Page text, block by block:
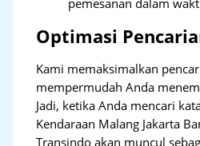
Optimasi
Kami memaksimalkan
mempermudah Anda
Jadi, ketika Anda mencari
Kendaraan Malang Jakarta
Transindo akan muncul